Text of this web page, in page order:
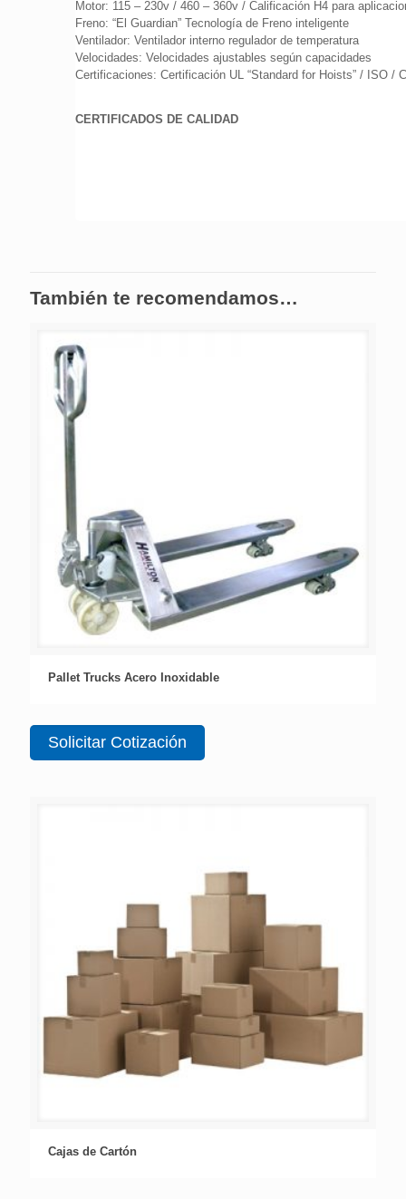
Motor: 115 – 230v / 460 – 360v / Calificación H4 para
Freno: “El Guardian” Tecnología de Freno inteligente
Ventilador: Ventilador interno regulador de temperatura
Velocidades: Velocidades ajustables según capacidades
Certificaciones: Certificación UL “Standard for Hoists” / ISO /
CERTIFICADOS DE CALIDAD
También te recomendamos…
Pallet Trucks Acero Inoxidable
Solicitar Cotización
Cajas de Cartón